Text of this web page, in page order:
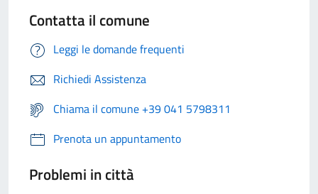
Contatta il comune
Leggi le domande frequenti
Richiedi Assistenza
Chiama il comune +39 041 5798311
Prenota un appuntamento
Problemi in città